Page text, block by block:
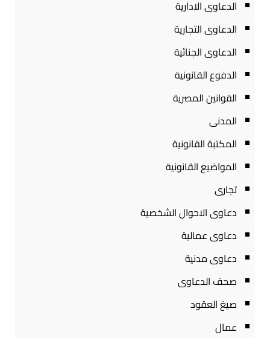
الدعاوى الادارية
الدعاوى التجارية
الدعاوى الجنائية
الدفوع القانونية
القوانين المصرية
المدنى
المكتبة القانونية
المواضيع القانونية
تجارى
دعاوى الاحوال الشخصية
دعاوى عمالية
دعاوى مدنية
صحف الدعاوى
صيغ العقود
عمال